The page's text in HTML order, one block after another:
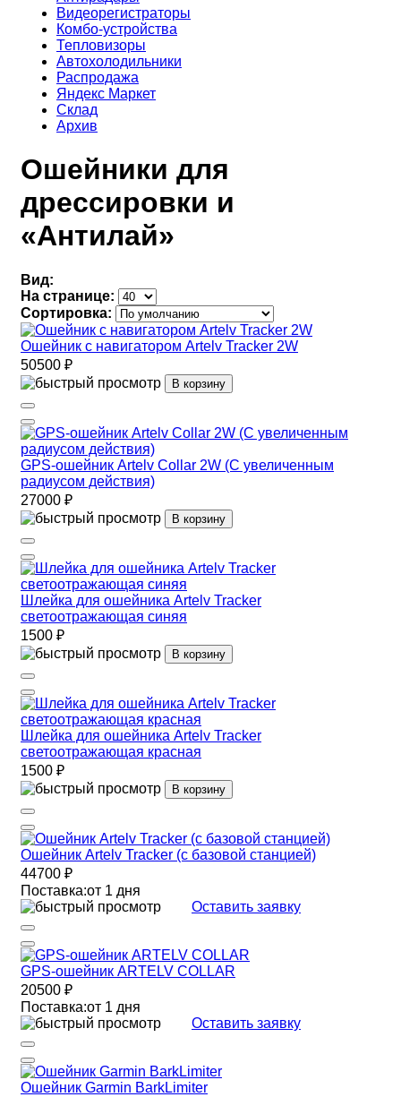
Видеорегистраторы
Комбо-устройства
Тепловизоры
Автохолодильники
Распродажа
Яндекс Маркет
Склад
Архив
Ошейники для
дрессировки и
«Антилай»
Вид:
На странице:
Сортировка:
Ошейник с навигатором Artelv Tracker 2W
50500 ₽
В корзину
GPS-ошейник Artelv Collar 2W (С увеличенным
радиусом действия)
27000 ₽
В корзину
Шлейка для ошейника Artelv Tracker
светоотражающая синяя
1500 ₽
В корзину
Шлейка для ошейника Artelv Tracker
светоотражающая красная
1500 ₽
В корзину
Ошейник Artelv Tracker (с базовой станцией)
44700 ₽
Поставка:от 1 дня
Оставить заявку
GPS-ошейник ARTELV COLLAR
20500 ₽
Поставка:от 1 дня
Оставить заявку
Ошейник Garmin BarkLimiter